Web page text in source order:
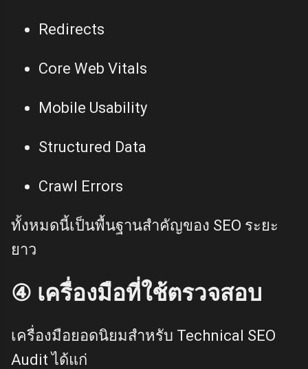
Redirects
Core Web Vitals
Mobile Usability
Structured Data
Crawl Errors
ทั้งหมดนี้เป็นพื้นฐานสำคัญของ SEO ระยะ
ยาว
④ เครื่องมือที่ใช้ตรวจสอบ
เครื่องมือยอดนิยมสำหรับ Technical SEO
Audit ได้แก่